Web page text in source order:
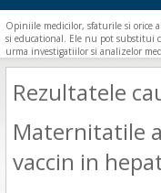
Opiniile medicilor, sfaturile si orice
si educational. Ele nu pot substitui
urma investigatiilor si analizelor
Rezultatele
Maternitatile
vaccin in